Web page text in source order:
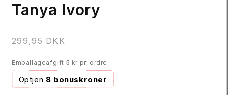
Tanya Ivory
N
r
m
a
299,95 DKK
Emballageafgift 5 kr pr. ordre
Optjen 8 bonuskroner